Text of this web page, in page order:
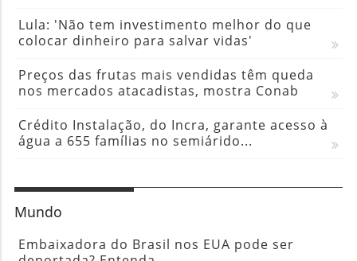
Lula: 'Não tem investimento melhor do que
colocar dinheiro para salvar vidas'
Preços das frutas mais vendidas têm queda
nos mercados atacadistas, mostra Conab
Crédito Instalação, do Incra, garante acesso à
água a 655 famílias no semiárido...
Mundo
Embaixadora do Brasil nos EUA pode ser